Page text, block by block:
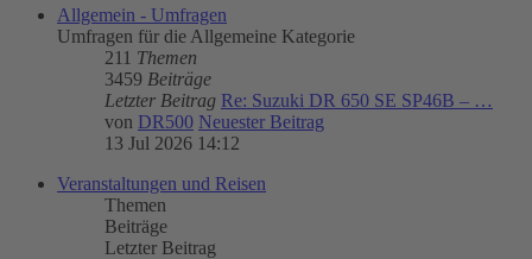
Allgemein - Umfragen
Umfragen für die Allgemeine Kategorie
211 Themen
3459 Beiträge
Letzter Beitrag Re: Suzuki DR 650 SE SP46B – …
von DR500 Neuester Beitrag
13 Jul 2026 14:12
Veranstaltungen und Reisen
Themen
Beiträge
Letzter Beitrag